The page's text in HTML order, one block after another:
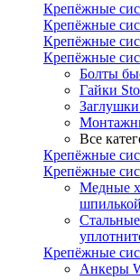
Крепёжные
Крепёжные
Крепёжные
Крепёжные
Болты
Гайки
Все
Крепёжные
Крепёжные
Медные
Крепёжные
Анкеры